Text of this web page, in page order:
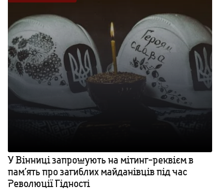
У Вінниці запрошують на мітинг-реквієм в
пам’ять про загиблих майданівців під час
Революції Гідності